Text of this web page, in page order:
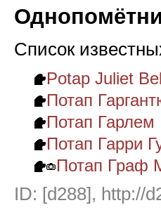
Список
Potap Juliet
Потап
Потап Гарлем
Потап Гарри
Потап Граф
ID: [d288], http://